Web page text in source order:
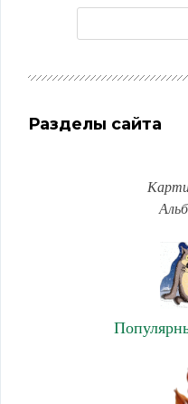
Разделы сайта